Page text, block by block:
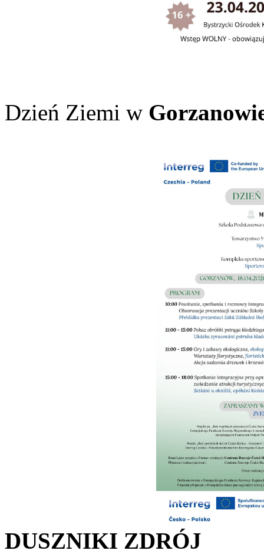
Dzień Ziemi w
DUSZNIKI ZDRÓJ